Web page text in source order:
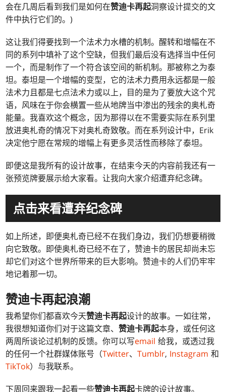
会在几周后看到我们是如何在赞迪卡再起洞察设计提交的文
件中执行它们的。)
这让我们得要找到一个法术力水槽的机制。醒转和增幅在不
同的系列中填补了这个空缺，但我们最后没有选择当中任何
一个，而是制作了一个符合该空间的新机制。那被称之为泰
坦。泰坦是一个增幅的变型，它的法术力费用永远都是一般
法术力且都是七点法术力或以上，目的是为了要放大这个咒
语，风味在于你会横置一些从地牌当中渗出的残余的奥札奇
能量。我喜欢这个概念，因为那得以在不需要实际在系列里
放进奥札奇的情况下对奥札奇致敬。而在系列设计中，Erik
决定他宁愿在常规的增幅上有更多灵活性而移除了泰坦。
即便这是我所有的设计故事，在结束今天的内容前我还有一
张预览牌要展示给大家看。让我向大家介绍遭弃纪念碑。
点击来看遭弃纪念碑
如上所述，即便奥札奇已经不在我们身边，我们仍想要稍微
向它致敬。即使奥札奇已经不在了，赞迪卡的居民却尚未忘
却它们对这个世界所带来的巨大影响。赞迪卡的人们仍牢牢
地记着那一切。
赞迪卡再起浪潮
我希望你们都喜欢今天赞迪卡再起设计的故事。一如往常，
我很想知道你们对于这篇文章、赞迪卡再起本身，或任何这
两周所谈论过机制的反馈。你可以写email 给我，或透过我
的任何一个社群媒体账号（Twitter、Tumblr, Instagram 和
TikTok）与我联系。
下周回来跟我一起看一些赞迪卡再起卡牌的设计故事。